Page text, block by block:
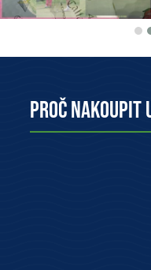
Proč nakoupit